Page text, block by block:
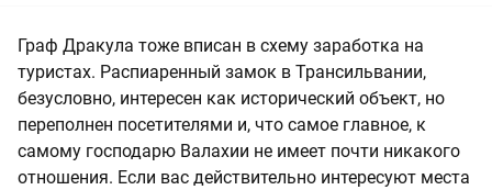
Граф Дракула тоже вписан в схему заработка на
туристах. Распиаренный замок в Трансильвании,
безусловно, интересен как исторический объект, но
переполнен посетителями и, что самое главное, к
самому господарю Валахии не имеет почти никакого
отношения. Если вас действительно интересуют места